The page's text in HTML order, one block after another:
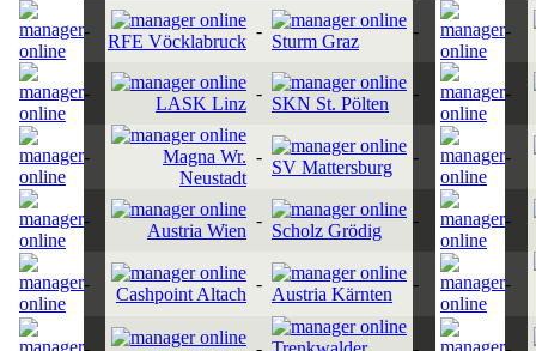
-
RFE Vöcklabruck
-
Sturm Graz
- -
-
LASK Linz
-
SKN St. Pölten
- -
-
Magna Wr.
Neustadt
-
SV Mattersburg
- -
-
Austria Wien
-
Scholz Grödig
- -
-
Cashpoint Altach
-
Austria Kärnten
- -